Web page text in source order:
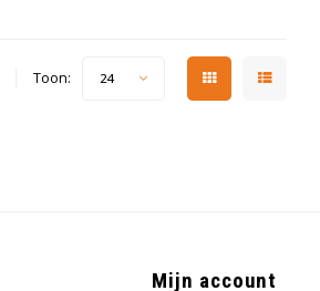
Toon: 24
Mijn account